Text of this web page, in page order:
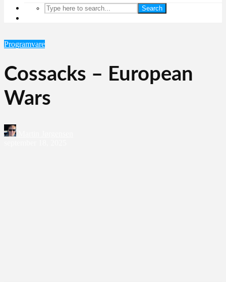
Search
Programvare
Cossacks – European
Wars